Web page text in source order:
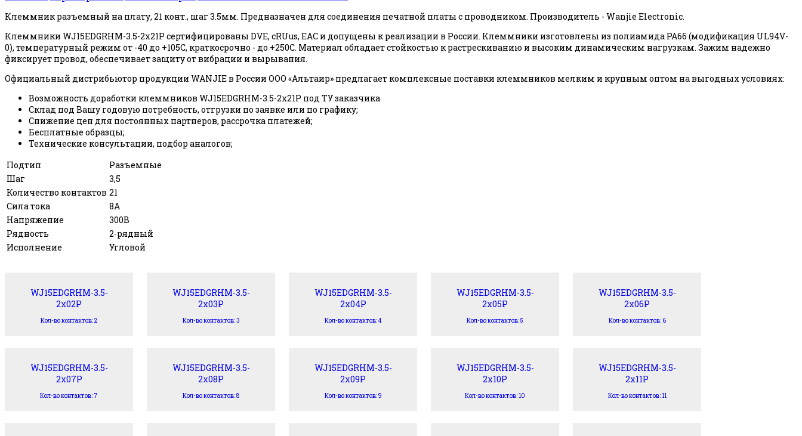
Клеммник разъемный на плату, 21 конт., шаг 3.5мм. Предназначен для соединения печатной платы с проводником. Производитель - Wanjie Electronic.
Клеммники WJ15EDGRHM-3.5-2x21P сертифицированы DVE, cRUus, EAC и допущены к реализации в России. Клеммники изготовлены из полиамида PA66 (модификация UL94V-
0), температурный режим от -40 до +105С, краткосрочно - до +250С. Материал обладает стойкостью к растрескиванию и высоким динамическим нагрузкам. Зажим надежно
фиксирует провод, обеспечивает защиту от вибрации и вырывания.
Официальный дистрибьютор продукции WANJIE в России ООО «Альтаир» предлагает комплексные поставки клеммников мелким и крупным оптом на выгодных условиях:
Возможность доработки клеммников WJ15EDGRHM-3.5-2x21P под ТУ заказчика
Склад под Вашу годовую потребность, отгрузки по заявке или по графику;
Снижение цен для постоянных партнеров, рассрочка платежей;
Бесплатные образцы;
Технические консультации, подбор аналогов;
Подтип
Разъемные
Шаг
3,5
Количество контактов 21
Сила тока
8А
Напряжение
300В
Рядность
2-рядный
Исполнение
Угловой
WJ15EDGRHM-3.5-
2x02P
Кол-во контактов: 2
WJ15EDGRHM-3.5-
2x03P
Кол-во контактов: 3
WJ15EDGRHM-3.5-
2x04P
Кол-во контактов: 4
WJ15EDGRHM-3.5-
2x05P
Кол-во контактов: 5
WJ15EDGRHM-3.5-
2x06P
Кол-во контактов: 6
WJ15EDGRHM-3.5-
2x07P
Кол-во контактов: 7
WJ15EDGRHM-3.5-
2x08P
Кол-во контактов: 8
WJ15EDGRHM-3.5-
2x09P
Кол-во контактов: 9
WJ15EDGRHM-3.5-
2x10P
Кол-во контактов: 10
WJ15EDGRHM-3.5-
2x11P
Кол-во контактов: 11